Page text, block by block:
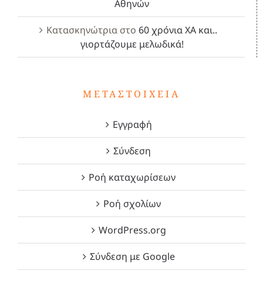
Αθηνών
Κατασκηνώτρια στο 60 χρόνια ΧΑ και..
γιορτάζουμε μελωδικά!
ΜΕΤΑΣΤΟΙΧΕΊΑ
Εγγραφή
Σύνδεση
Ροή καταχωρίσεων
Ροή σχολίων
WordPress.org
Σύνδεση με Google